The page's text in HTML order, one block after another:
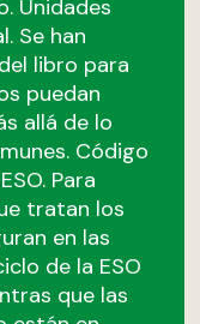
Unidades
Se han
libro para
puedan
allá de lo
Código
Para
tratan los
en las
de la ESO
que las